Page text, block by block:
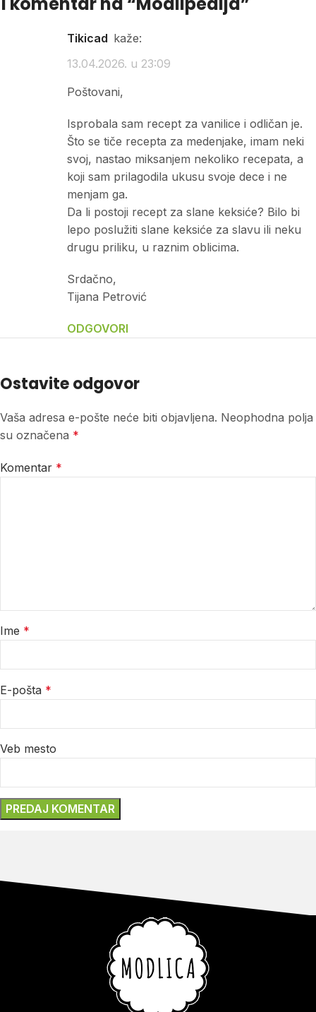
tikicad kaže:
13.04.2026. u 23:09
Poštovani,
Isprobala sam recept za vanilice i odličan je.
Što se tiče recepta za medenjake, imam neki
svoj, nastao miksanjem nekoliko recepata, a
koji sam prilagodila ukusu svoje dece i ne
menjam ga.
Da li postoji recept za slane keksiće? Bilo bi
lepo poslužiti slane keksiće za slavu ili neku
drugu priliku, u raznim oblicima.
Srdačno,
Tijana Petrović
ODGOVORI
Ostavite odgovor
Vaša adresa e-pošte neće biti objavljena. Neophodna polja
su označena *
Komentar *
Ime *
E-pošta *
Veb mesto